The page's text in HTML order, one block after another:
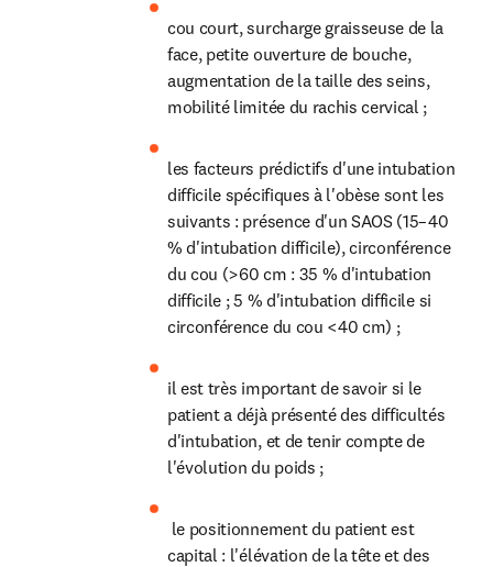
cou court, surcharge graisseuse de la
face, petite ouverture de bouche,
augmentation de la taille des seins,
mobilité limitée du rachis cervical ;
les facteurs prédictifs d'une intubation
difficile spécifiques à l'obèse sont les
suivants : présence d'un SAOS (15–40
% d'intubation difficile), circonférence
du cou (>60 cm : 35 % d'intubation
difficile ; 5 % d'intubation difficile si
circonférence du cou <40 cm) ;
il est très important de savoir si le
patient a déjà présenté des difficultés
d'intubation, et de tenir compte de
l'évolution du poids ;
capital : l'élévation de la tête et des